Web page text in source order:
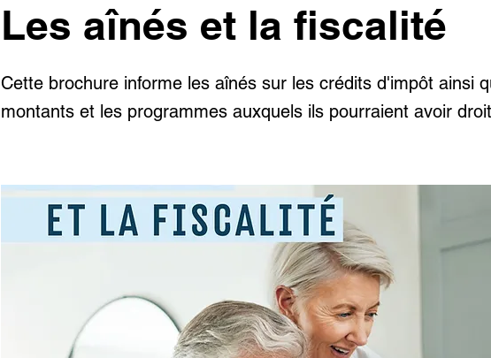
Les aînés et la fiscalité
Cette brochure informe les aînés sur les crédits d'impôt ainsi
montants et les programmes auxquels ils pourraient avoir